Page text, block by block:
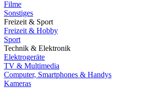
Filme
Sonstiges
Freizeit & Sport
Freizeit & Hobby
Sport
Technik & Elektronik
Elektrogeräte
TV & Multimedia
Computer, Smartphones & Handys
Kameras